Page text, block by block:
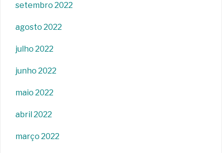
setembro 2022
agosto 2022
julho 2022
junho 2022
maio 2022
abril 2022
março 2022